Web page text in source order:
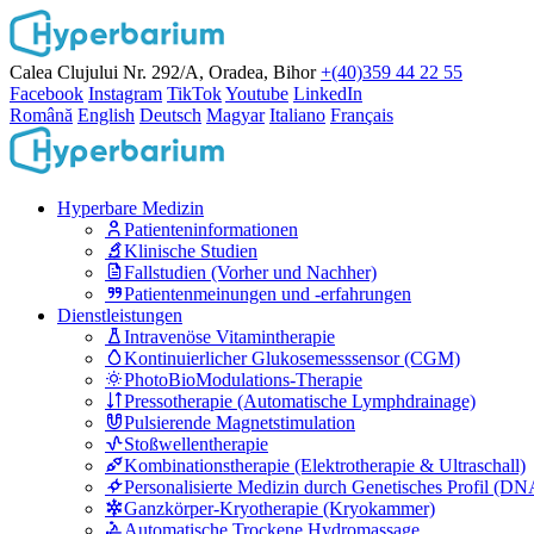
Calea Clujului Nr. 292/A, Oradea, Bihor +(40)359 44 22 55
Facebook Instagram TikTokYoutube LinkedIn
Română English Deutsch Magyar Italiano Français
Hyperbare Medizin
Patienteninformationen
Klinische Studien
Fallstudien (Vorher und Nachher)
Patientenmeinungen und -erfahrungen
Dienstleistungen
Intravenöse Vitamintherapie
Kontinuierlicher Glukosemesssensor (CGM)
PhotoBioModulations-Therapie
Pressotherapie (Automatische Lymphdrainage)
Pulsierende Magnetstimulation
Stoßwellentherapie
Kombinationstherapie (Elektrotherapie & Ultraschall)
Personalisierte Medizin durch Genetisches Profil
Ganzkörper-Kryotherapie (Kryokammer)
Automatische Trockene Hydromassage